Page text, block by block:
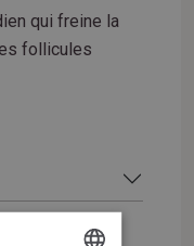
qui freine la
follicules
des cheveux